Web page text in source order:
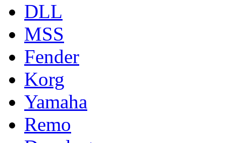
DLL
MSS
Fender
Korg
Yamaha
Remo